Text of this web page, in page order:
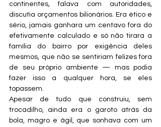
continentes, falava com autoridades,
discutia orçamentos bilionários. Era ético e
sério, jamais ganhara um centavo fora do
efetivamente calculado e só não tirara a
família do bairro por exigência deles
mesmos, que não se sentiriam felizes fora
de seu próprio ambiente — mas podia
fazer isso a qualquer hora, se eles
topassem.
Apesar de tudo que construiu, sem
trocadilho, ainda era o garoto atrás da
bola, magro e ágil, que sonhava com um